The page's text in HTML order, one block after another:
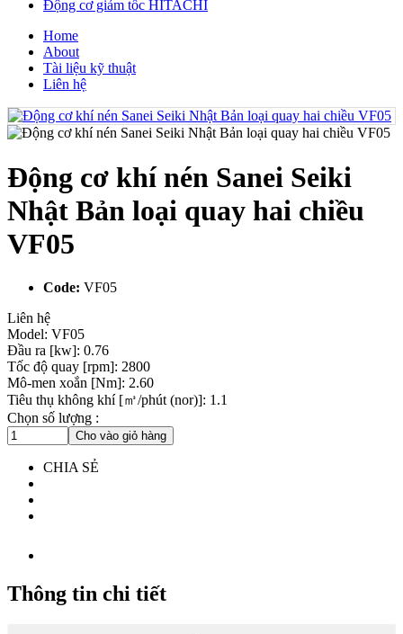
Động cơ giảm tốc HITACHI
Home
About
Tài liệu kỹ thuật
Liên hệ
Động cơ khí nén Sanei Seiki
Nhật Bản loại quay hai chiều
VF05
Code: VF05
Liên hệ
Model: VF05
Đầu ra [kw]: 0.76
Tốc độ quay [rpm]: 2800
Mô-men xoắn [Nm]: 2.60
Tiêu thụ không khí [㎥/phút (nor)]: 1.1
Chọn số lượng :
Cho vào giỏ hàng
CHIA SẺ
Thông tin chi tiết